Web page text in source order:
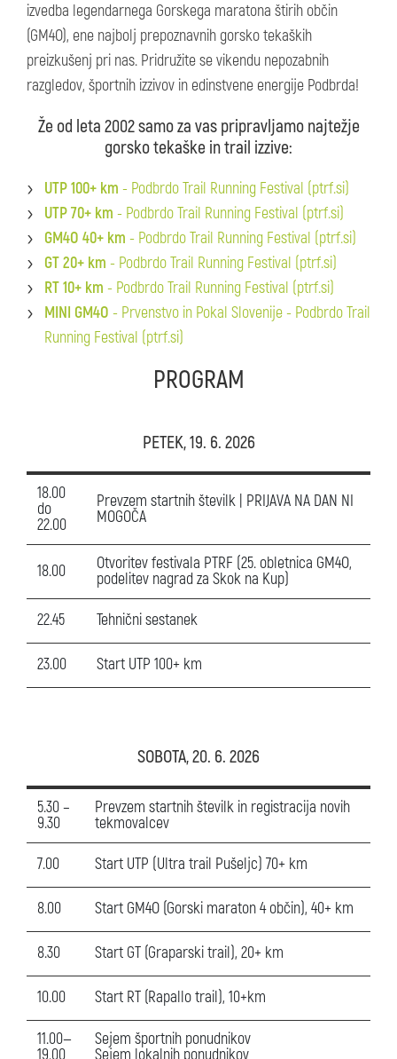
izvedba legendarnega Gorskega maratona štirih občin
(GM4O), ene najbolj prepoznavnih gorsko tekaških
preizkušenj pri nas. Pridružite se vikendu nepozabnih
razgledov, športnih izzivov in edinstvene energije Podbrda!
Že od leta 2002 samo za vas pripravljamo najtežje
gorsko tekaške in trail izzive:
UTP 100+ km - Podbrdo Trail Running Festival (ptrf.si)
UTP 70+ km - Podbrdo Trail Running Festival (ptrf.si)
GM4O 40+ km - Podbrdo Trail Running Festival (ptrf.si)
GT 20+ km - Podbrdo Trail Running Festival (ptrf.si)
RT 10+ km - Podbrdo Trail Running Festival (ptrf.si)
MINI GM4O - Prvenstvo in Pokal Slovenije - Podbrdo Trail
Running Festival (ptrf.si)
PROGRAM
PETEK, 19. 6. 2026
18.00
do
22.00
Prevzem startnih številk | PRIJAVA NA DAN NI
MOGOČA
18.00 Otvoritev festivala PTRF (25. obletnica GM4O,
podelitev nagrad za Skok na Kup)
22.45
Tehnični sestanek
23.00 Start UTP 100+ km
SOBOTA, 20. 6. 2026
5.30 –
9.30
Prevzem startnih številk in registracija novih
tekmovalcev
7.00
Start UTP (Ultra trail Pušeljc) 70+ km
8.00 Start GM4O (Gorski maraton 4 občin), 40+ km
8.30 Start GT (Graparski trail), 20+ km
10.00 Start RT (Rapallo trail), 10+km
11.00— Sejem športnih ponudnikov